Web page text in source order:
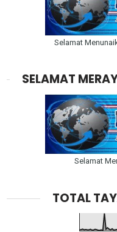
Selamat
SELAMAT
Selamat
TOTAL